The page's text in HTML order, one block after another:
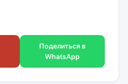
Поделиться в
WhatsApp